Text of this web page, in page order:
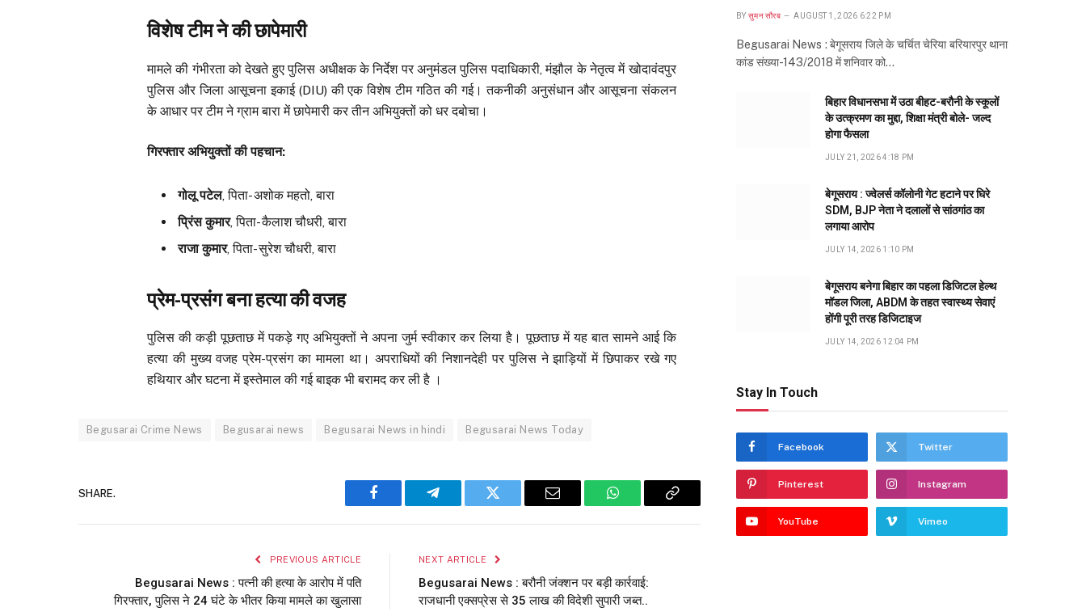
विशेष टीम ने की छापेमारी
मामले की गंभीरता को देखते हुए पुलिस अधीक्षक के निर्देश पर अनुमंडल पुलिस पदाधिकारी, मंझौल के नेतृत्व में खोदावंदपुर
पुलिस और जिला आसूचना इकाई (DIU) की एक विशेष टीम गठित की गई। तकनीकी अनुसंधान और आसूचना संकलन
के आधार पर टीम ने ग्राम बारा में छापेमारी कर तीन अभियुक्तों को धर दबोचा।
गिरफ्तार अभियुक्तों की पहचान:
गोलू पटेल, पिता- अशोक महतो, बारा
प्रिंस कुमार, पिता- कैलाश चौधरी, बारा
राजा कुमार, पिता- सुरेश चौधरी, बारा
प्रेम-प्रसंग बना हत्या की वजह
पुलिस की कड़ी पूछताछ में पकड़े गए अभियुक्तों ने अपना जुर्म स्वीकार कर लिया है। पूछताछ में यह बात सामने आई कि
हत्या की मुख्य वजह प्रेम-प्रसंग का मामला था। अपराधियों की निशानदेही पर पुलिस ने झाड़ियों में छिपाकर रखे गए
हथियार और घटना में इस्तेमाल की गई बाइक भी बरामद कर ली है ।
Begusarai Crime News Begusarai news Begusarai News in hindi Begusarai News Today
SHARE.
Facebook Telegram Twitter Email WhatsAppCopy
PREVIOUS ARTICLE
Begusarai News : पत्नी की हत्या के आरोप में पति
गिरफ्तार, पुलिस ने 24 घंटे के भीतर किया मामले का खुलासा
NEXT ARTICLE
Begusarai News : बरौनी जंक्शन पर बड़ी कार्रवाई:
राजधानी एक्सप्रेस से 35 लाख की विदेशी सुपारी जब्त..
BY सुमन सौरब AUGUST 1, 2026 6:22 PM
Begusarai News : बेगूसराय जिले के चर्चित चेरिया बरियारपुर थाना
कांड संख्या-143/2018 में शनिवार को…
बिहार विधानसभा में उठा बीहट-बरौनी के स्कूलों
के उत्क्रमण का मुद्दा, शिक्षा मंत्री बोले- जल्द
होगा फैसला
JULY 21, 2026 4:18 PM
बेगूसराय : ज्वेलर्स कॉलोनी गेट हटाने पर घिरे
SDM, BJP नेता ने दलालों से सांठगांठ का
लगाया आरोप
JULY 14, 2026 1:10 PM
बेगूसराय बनेगा बिहार का पहला डिजिटल हेल्थ
मॉडल जिला, ABDM के तहत स्वास्थ्य सेवाएं
होंगी पूरी तरह डिजिटाइज
JULY 14, 2026 12:04 PM
Stay In Touch
Facebook Twitter
Pinterest Instagram
YouTube Vimeo